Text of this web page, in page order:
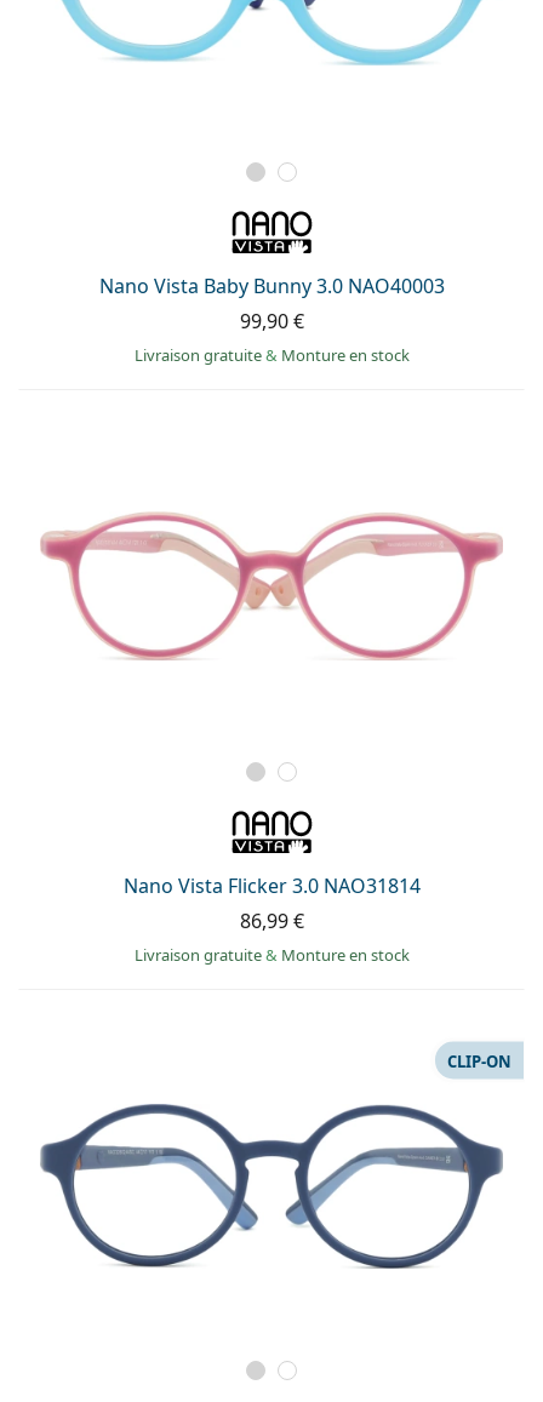
Nano Vista Baby Bunny 3.0 NAO40003
99,90 €
Livraison gratuite& Monture en stock
Nano Vista Flicker 3.0 NAO31814
86,99 €
Livraison gratuite& Monture en stock
CLIP-ON